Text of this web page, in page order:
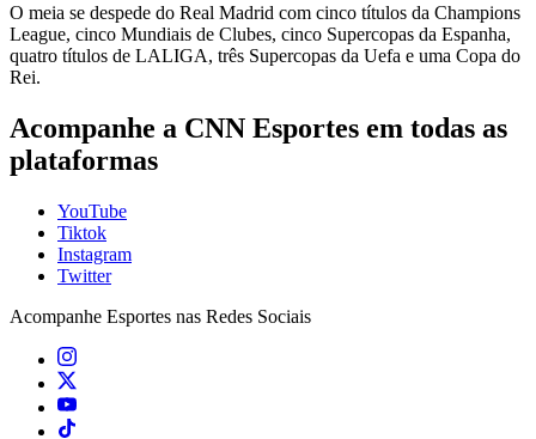
O meia se despede do Real Madrid com cinco títulos da Champions
League, cinco Mundiais de Clubes, cinco Supercopas da Espanha,
quatro títulos de LALIGA, três Supercopas da Uefa e uma Copa do
Rei.
Acompanhe a CNN Esportes em todas as
plataformas
YouTube
Tiktok
Instagram
Twitter
Acompanhe Esportes nas Redes Sociais